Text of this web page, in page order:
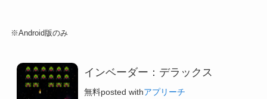
※Android版のみ
インベーダー：デラックス
無料posted withアプリーチ